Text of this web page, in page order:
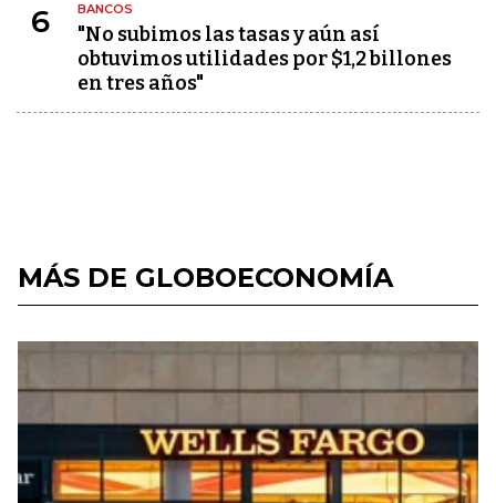
6 BANCOS
"No subimos las tasas y aún así
obtuvimos utilidades por $1,2 billones
en tres años"
MÁS DE GLOBOECONOMÍA